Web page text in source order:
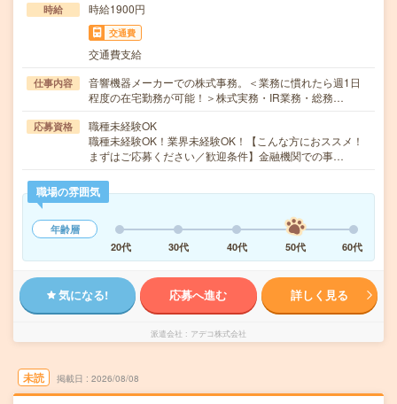
時給 時給1900円
交通費
交通費支給
仕事内容
音響機器メーカーでの株式事務。＜業務に慣れたら週1日
程度の在宅勤務が可能！＞株式実務・IR業務・総務…
応募資格
職種未経験OK
職種未経験OK！業界未経験OK！【こんな方におススメ！
まずはご応募ください／歓迎条件】金融機関での事…
職場の雰囲気
年齢層
20代
30代 40代 50代 60代
気になる! 応募へ進む 詳しく見る
派遣会社 アデコ株式会社
未読 掲載日 2026/08/08